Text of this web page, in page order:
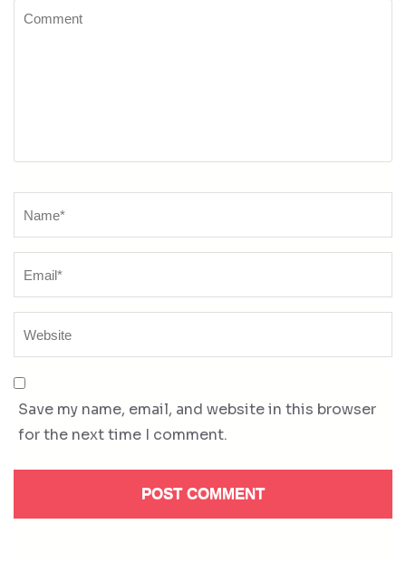
Comment
Save my name, email, and website in this browser
for the next time I comment.